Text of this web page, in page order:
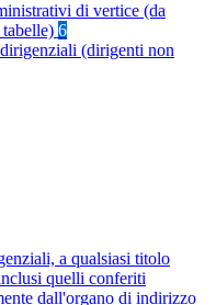
di vertice (da
6
(dirigenti non
a qualsiasi titolo
quelli conferiti
dall'organo di indirizzo